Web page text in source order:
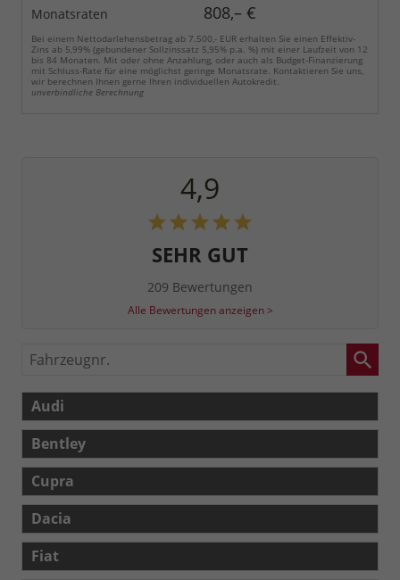
Monatsraten
808,– €
Bei einem Nettodarlehensbetrag ab 7.500,- EUR erhalten Sie einen Effektiv-
Zins ab 5,99% (gebundener Sollzinssatz 5,95% p.a. %) mit einer Laufzeit von 12
bis 84 Monaten. Mit oder ohne Anzahlung, oder auch als Budget-Finanzierung
mit Schluss-Rate für eine möglichst geringe Monatsrate. Kontaktieren Sie uns,
wir berechnen Ihnen gerne Ihren individuellen Autokredit.
unverbindliche Berechnung
4,9
SEHR GUT
209 Bewertungen
Alle Bewertungen anzeigen >
Fahrzeugnr.
Audi
Bentley
Cupra
Dacia
Fiat